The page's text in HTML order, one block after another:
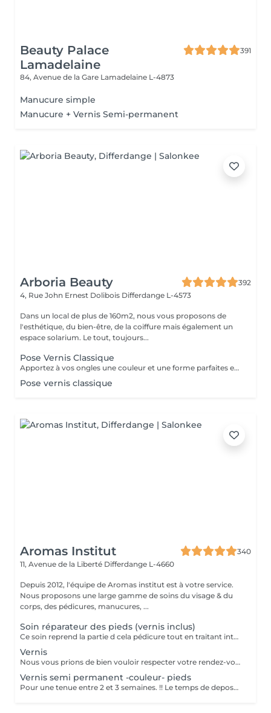
Beauty Palace
Lamadelaine
391
84, Avenue de la Gare Lamadelaine L-4873
Manucure simple
Manucure + Vernis Semi-permanent
Arboria Beauty
392
4, Rue John Ernest Dolibois Differdange L-4573
Dans un local de plus de 160m2, nous vous proposons de
l'esthétique, du bien-être, de la coiffure mais également un
espace solarium. Le tout, toujours...
Pose Vernis Classique
Apportez à vos ongles une couleur et une forme parfaites en un temps record.
Pose vernis classique
Aromas Institut
340
11, Avenue de la Liberté Differdange L-4660
Depuis 2012, l'équipe de Aromas institut est à votre service.
Nous proposons une large gamme de soins du visage & du
corps, des pédicures, manucures, ...
Soin réparateur des pieds (vernis inclus)
Ce soin reprend la partie d cela pédicure tout en traitant intensément les pieds déshydratés grace un masque spécifique (pose vernis inclus). Pensez a ramener des chaussures ouvertes pour la pose de vernis. Nous vous prions de bien vouloir respecter votre rendez-vous. En prenant rendez-vous, vous occupez une place, dont une autre personne aurait éventuellement besoin. Tout rendez-vous non annulé 24h en avance, est susceptible d'être facturé. (Si vous ne pouvez pas vous présenter à votre RDV, proposez-le éventuellement à un proche ou à un ami) Toute l'équipe de Aromas Institut vous remercie pour votre respect et votre compréhension.
Vernis
Nous vous prions de bien vouloir respecter votre rendez-vous. En prenant rendez-vous, vous occupez une place, dont une autre personne aurait éventuellement besoin. Tout rendez-vous non annulé 24h en avance, est susceptible d'être facturé. (Si vous ne pouvez pas vous présenter à votre RDV, proposez-le éventuellement à un proche ou à un ami) Toute l'équipe de Aromas Institut vous remercie pour votre respect et votre compréhension.
Vernis semi permanent -couleur- pieds
Pour une tenue entre 2 et 3 semaines. !! Le temps de depose n'est pas compris dans ce soin, si il est nécessaire de faire une depose d'ancien semi permanent, merci de sélectionner le soin depose + pose Dans le cas contraire, nous n'aurons pas assez de temps pour tout realiser Nous vous prions de bien vouloir respecter votre rendez-vous. En prenant rendez-vous, vous occupez une place, dont une autre personne aurait éventuellement besoin. Tout rendez-vous non annulé 24h en avance, est susceptible d'être facturé. (Si vous ne pouvez pas vous présenter à votre RDV, proposez-le éventuellement à un proche ou à un ami) Toute l'équipe de Aromas Institut vous remercie pour votre respect et votre compréhension.